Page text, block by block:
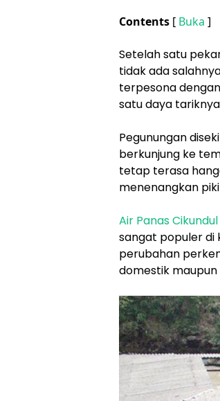
Contents [ Buka ]
Setelah satu
tidak ada
terpesona
satu daya
Pegunungan
berkunjung ke
tetap terasa
menenangkan
Air Panas Cikundul
sangat populer di
perubahan
domestik